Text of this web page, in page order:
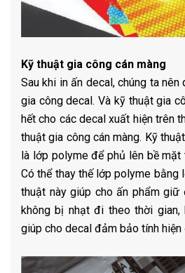
Kỹ thuật gia công cán màng
Sau khi in ấn decal, chúng ta nên
gia công decal. Và kỹ thuật gia
hết cho các decal xuất hiện trên
thuật gia công cán màng. Kỹ
là lớp polyme để phủ lên bề mặt
Có thể thay thế lớp polyme bằng
thuật này giúp cho ấn phẩm
không bị nhạt đi theo thời gian,
giúp cho decal đảm bảo tính